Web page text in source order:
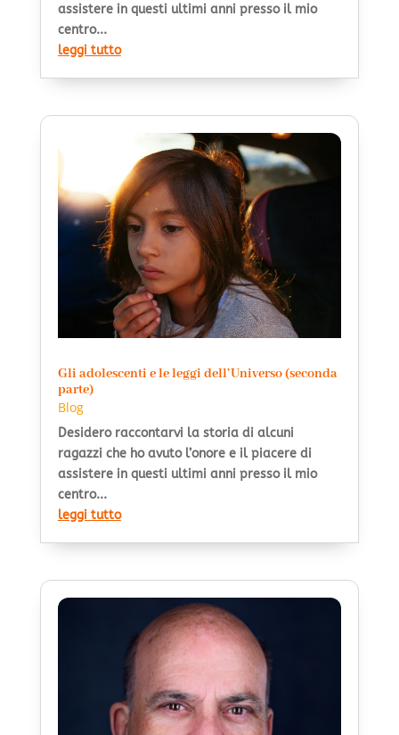
assistere in questi ultimi anni presso il mio
centro...
leggi tutto
Gli adolescenti e le leggi dell’Universo (seconda
parte)
Blog
Desidero raccontarvi la storia di alcuni
ragazzi che ho avuto l’onore e il piacere di
assistere in questi ultimi anni presso il mio
centro...
leggi tutto